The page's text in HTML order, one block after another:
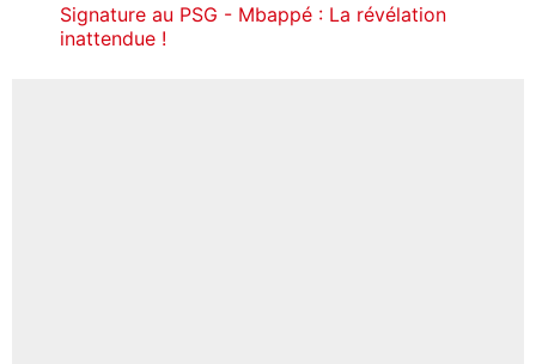
Signature au PSG - Mbappé : La révélation
inattendue !